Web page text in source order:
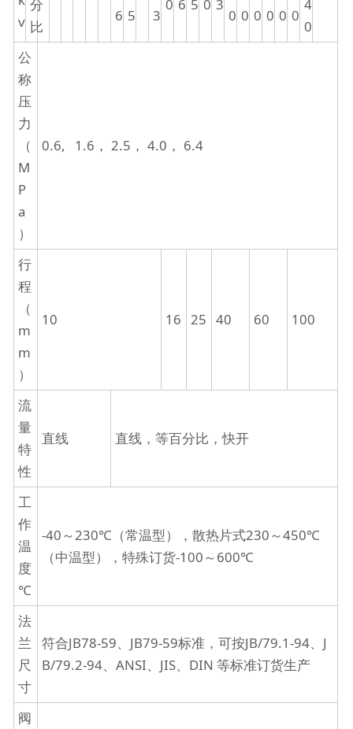
v
分
比
6 5
3
0 6 5 0 3
0 0 0 0 0 0
4
0
公
称
压
力
（
M
P
a
）
0.6, 1.6， 2.5， 4.0， 6.4
行
程
（
m
m
）
10 16 25 40 60 100
流
量
特
性
直线 直线，等百分比，快开
工
作
温
度
℃
-40～230℃（常温型），散热片式230～450℃
（中温型），特殊订货-100～600℃
法
兰
尺
寸
符合JB78-59、JB79-59标准，可按JB/79.1-94、J
B/79.2-94、ANSI、JIS、DIN 等标准订货生产
阀